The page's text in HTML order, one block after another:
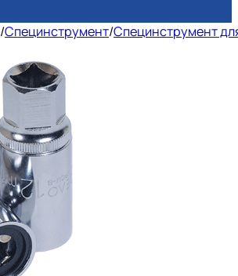
/Специнструмент/Специнструмент